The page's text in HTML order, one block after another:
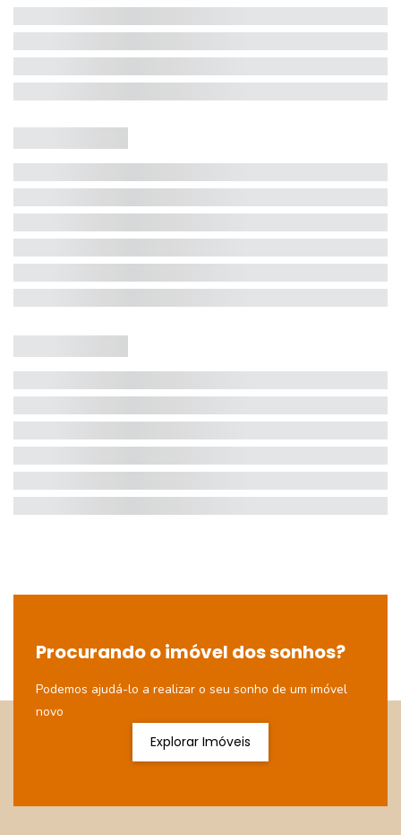
Procurando o imóvel dos sonhos?
Podemos ajudá-lo a realizar o seu sonho de um imóvel
novo
Explorar Imóveis